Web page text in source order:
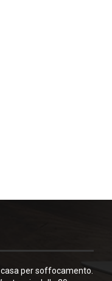
per soffocamento.